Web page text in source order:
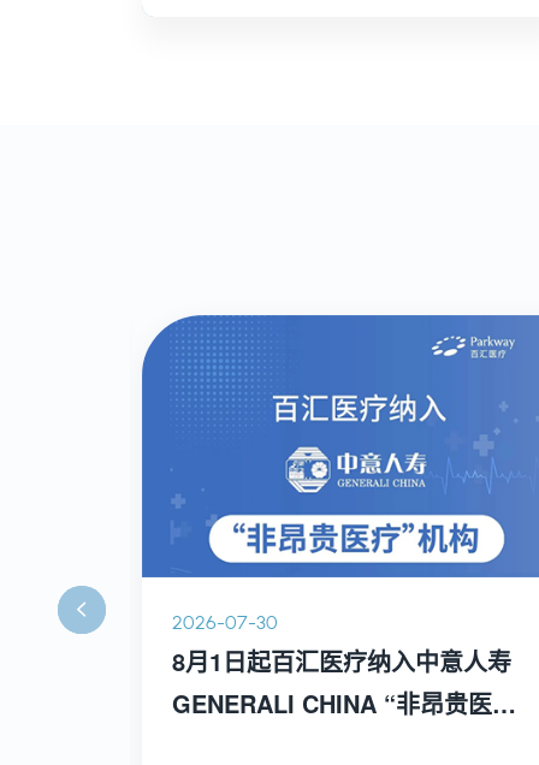
2026-07-30
8月1日起百汇医疗纳入中意人寿
GENERALI CHINA “非昂贵医